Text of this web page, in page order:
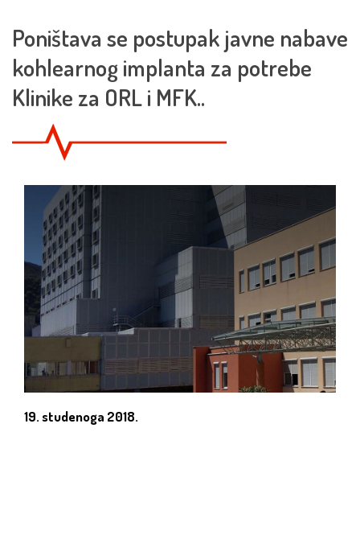
Poništava se postupak javne nabave
kohlearnog implanta za potrebe
Klinike za ORL i MFK..
19. studenoga 2018.